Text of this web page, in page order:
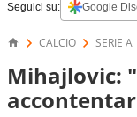
Seguici su: Google
CALCIO SERIE A
Mihajlovic: